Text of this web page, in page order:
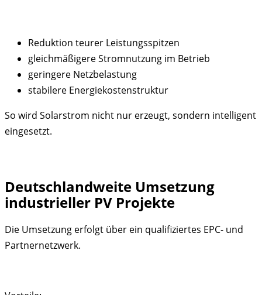
Reduktion teurer Leistungsspitzen
gleichmäßigere Stromnutzung im Betrieb
geringere Netzbelastung
stabilere Energiekostenstruktur
So wird Solarstrom nicht nur erzeugt, sondern intelligent
eingesetzt.
Deutschlandweite Umsetzung
industrieller PV Projekte
Die Umsetzung erfolgt über ein qualifiziertes EPC- und
Partnernetzwerk.